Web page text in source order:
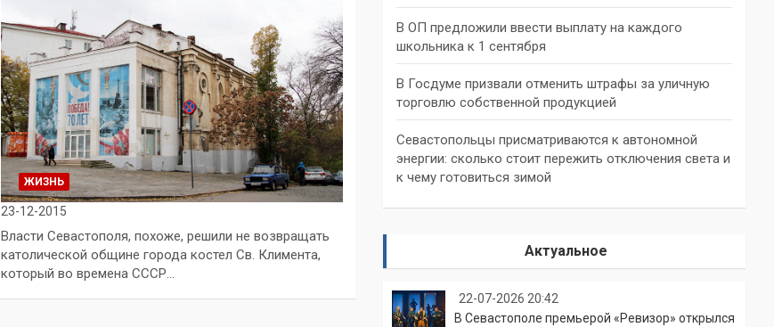
ЖИЗНЬ
23-12-2015
Власти Севастополя, похоже, решили не возвращать
католической общине города костел Св. Климента,
который во времена СССР…
В ОП предложили ввести выплату на каждого
школьника к 1 сентября
В Госдуме призвали отменить штрафы за уличную
торговлю собственной продукцией
Севастопольцы присматриваются к автономной
энергии: сколько стоит пережить отключения света и
к чему готовиться зимой
Актуальное
22-07-2026 20:42
В Севастополе премьерой «Ревизор» открылся